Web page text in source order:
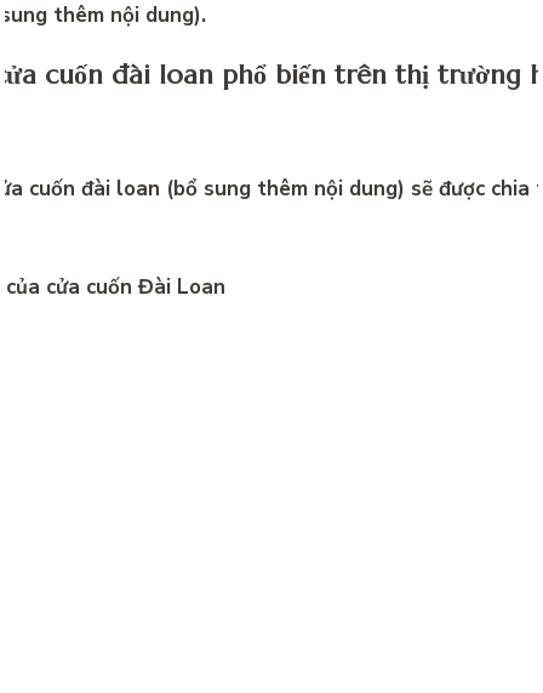
thêm nội dung).
cuốn đài loan phổ biến trên thị trường
cuốn đài loan (bổ sung thêm nội dung) sẽ được chia